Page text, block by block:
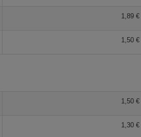
1,89 €
1,50 €
1,50 €
1,30 €